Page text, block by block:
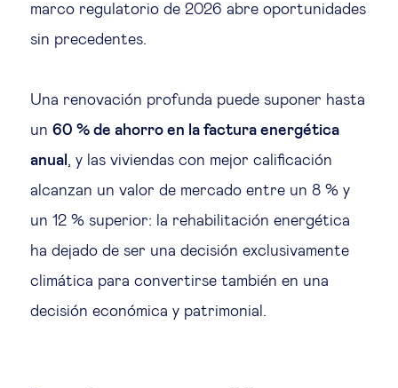
marco regulatorio de 2026 abre oportunidades
sin precedentes.
Una renovación profunda puede suponer hasta
un 60 % de ahorro en la factura energética
anual
, y las viviendas con mejor calificación
alcanzan un valor de mercado entre un 8 % y
un 12 % superior: la rehabilitación energética
ha dejado de ser una decisión exclusivamente
climática para convertirse también en una
decisión económica y patrimonial.